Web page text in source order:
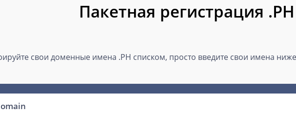
Пакетная регистрация .PH
свои доменные имена .PH списком, просто введите свои имена